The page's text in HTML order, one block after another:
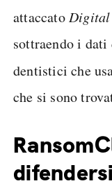
attaccato Digital
sottraendo i
dentistici che
che si sono
difendersi